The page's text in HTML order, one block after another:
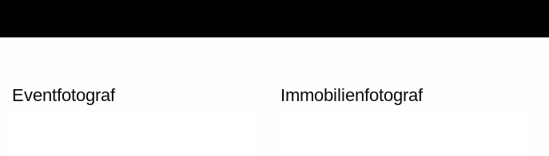
Eventfotograf Immobilienfotograf